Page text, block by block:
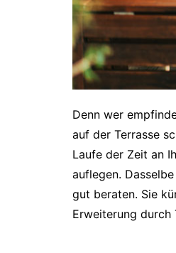
Denn wer
auf der Terrasse
Laufe der Zeit an
auflegen.
gut beraten. Sie
Erweiterung durch